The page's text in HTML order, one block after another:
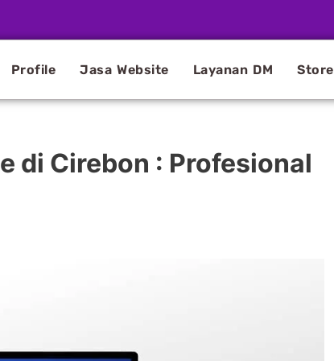
Profile Jasa Website Layanan DM Store
di Cirebon : Profesional